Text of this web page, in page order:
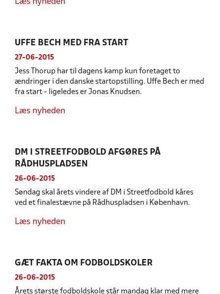
Læs nyheden
UFFE BECH MED FRA START
27-06-2015
Jess Thorup har til dagens kamp kun foretaget to
ændringer i den danske startopstilling. Uffe Bech er med
fra start - ligeledes er Jonas Knudsen.
Læs nyheden
DM I STREETFODBOLD AFGØRES PÅ
RÅDHUSPLADSEN
26-06-2015
Søndag skal årets vindere af DM i Streetfodbold kåres
ved et finalestævne på Rådhuspladsen i København.
Læs nyheden
GÆT FAKTA OM FODBOLDSKOLER
26-06-2015
Årets største fodboldskole står mandag klar med mere